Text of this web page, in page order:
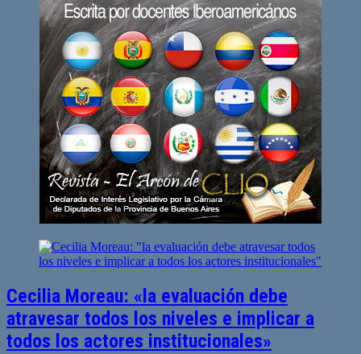
Cecilia Moreau: «la evaluación debe
atravesar todos los niveles e implicar a
todos los actores institucionales»